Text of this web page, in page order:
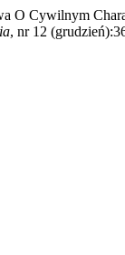
O Cywilnym
, nr 12